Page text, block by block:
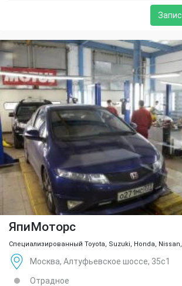
ЯпиМоторс
Специализированный Toyota, Suzuki, Honda,
Москва, Алтуфьевское шоссе, 35с1
Отрадное